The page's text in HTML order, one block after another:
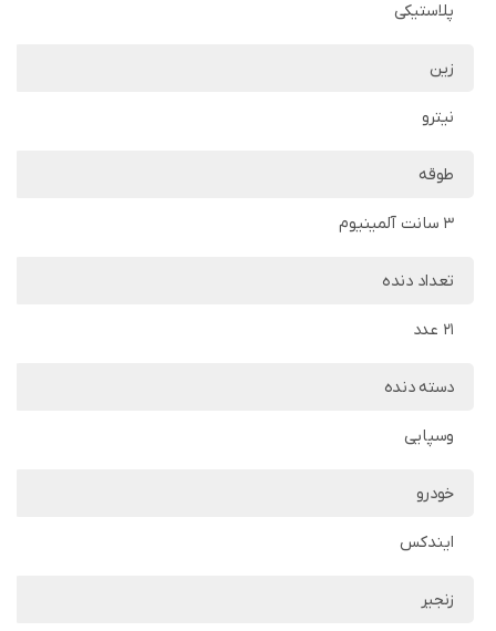
پلاستیکی
زین
نیترو
طوقه
3 سانت آلمینیوم
تعداد دنده
21 عدد
دسته دنده
وسپایی
خودرو
ایندکس
زنجیر